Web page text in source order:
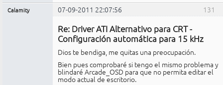
131
Calamity 07-09-2011 22:07:56
Re: Driver ATI Alternativo para CRT -
Configuración automática para 15 kHz
Dios te bendiga, me quitas una preocupación.
Bien pues comprobaré si tengo el mismo problema y
blindaré Arcade_OSD para que no permita editar el
modo actual de escritorio.